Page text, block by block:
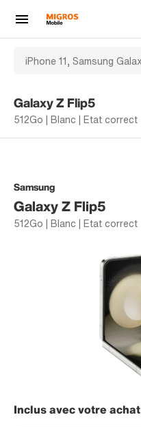
Galaxy Z Flip5
512Go | Blanc | Etat correct
Samsung
Galaxy Z Flip5
512Go | Blanc | Etat correct
Inclus avec votre achat